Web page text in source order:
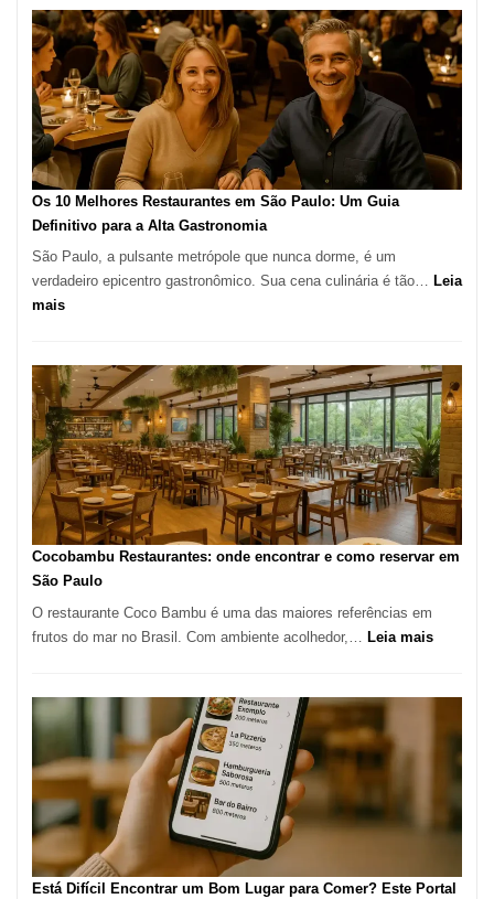
Pizzaria:
tradição
em
pizza
artesanal
forno
à
Vila
da
Os 10 Melhores Restaurantes em São Paulo: Um Guia
Definitivo para a Alta Gastronomia
São Paulo, a pulsante metrópole que nunca dorme, é um
verdadeiro epicentro gastronômico. Sua cena culinária é tão… Leia
mais:
Melhores
Restaurantes
em
São
Paulo:
Um
Guia
Definitivo
para
Alta
Gastronomia
Cocobambu Restaurantes: onde encontrar e como reservar em
São Paulo
O restaurante Coco Bambu é uma das maiores referências em
frutos do mar no Brasil. Com ambiente acolhedor,…
Leia mais:
como
reservar
Paulo
Está Difícil Encontrar um Bom Lugar para Comer? Este Portal